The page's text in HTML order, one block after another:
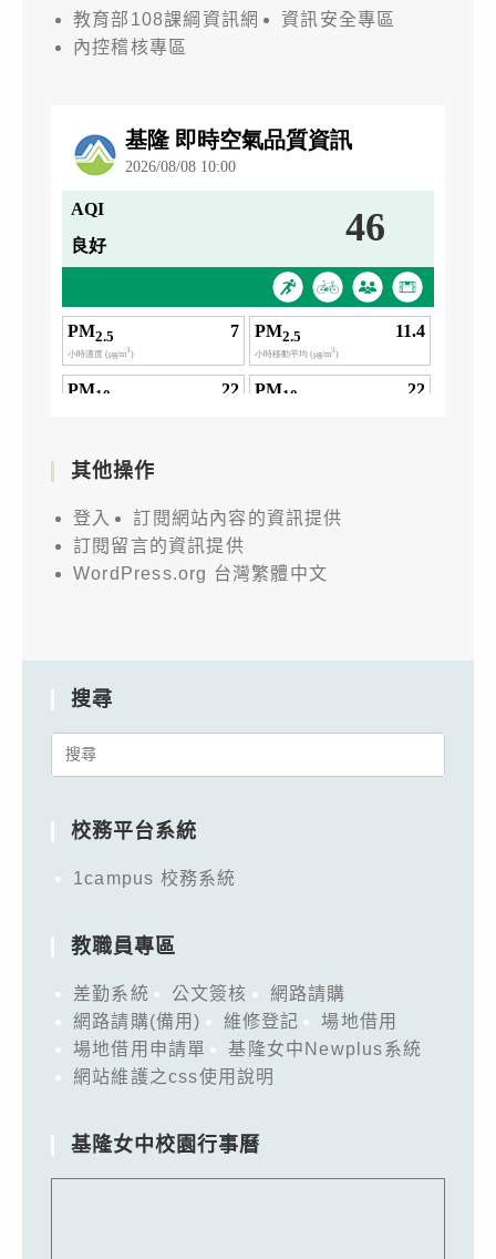
教育部108課綱資訊網
資訊安全專區
內控稽核專區
其他操作
登入
訂閱網站內容的資訊提供
訂閱留言的資訊提供
WordPress.org 台灣繁體中文
搜尋
Search
校務平台系統
1campus 校務系統
教職員專區
差勤系統 公文簽核
網路請購
網路請購(備用)
維修登記
場地借用
場地借用申請單
基隆女中Newplus系統
網站維護之css使用說明
基隆女中校園行事曆